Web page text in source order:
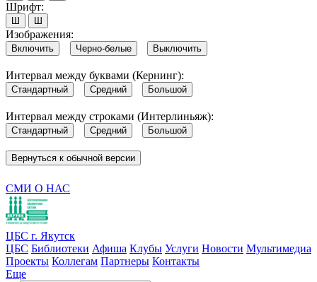
Шрифт:
Ш Ш
Изображения:
Включить Черно-белые Выключить
Интервал между буквами (Кернинг):
Стандартный Средний Большой
Интервал между строками (Интерлиньяж):
Стандартный Средний Большой
Вернуться к обычной версии
СМИ О НАС
ЦБС г. Якутск
ЦБС Библиотеки Афиша Клубы Услуги Новости Мультимедиа
Проекты Коллегам Партнеры Контакты
Еще